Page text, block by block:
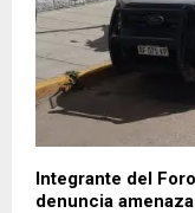
Integrante del
denuncia